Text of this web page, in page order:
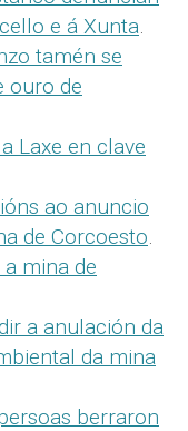
e á Xunta.
tamén se
ouro de
Laxe en clave
ao anuncio
de Corcoesto.
mina de
a anulación da
da mina
berraron